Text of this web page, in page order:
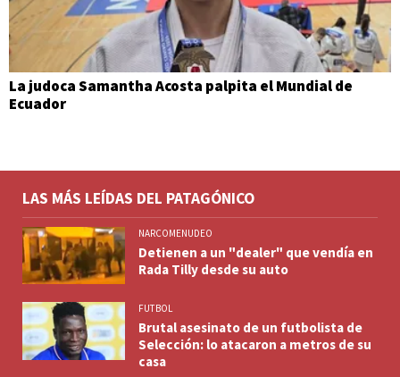
La judoca Samantha Acosta palpita el Mundial de
Ecuador
LAS MÁS LEÍDAS DEL PATAGÓNICO
NARCOMENUDEO
Detienen a un "dealer" que vendía en
Rada Tilly desde su auto
FUTBOL
Brutal asesinato de un futbolista de
Selección: lo atacaron a metros de su
casa